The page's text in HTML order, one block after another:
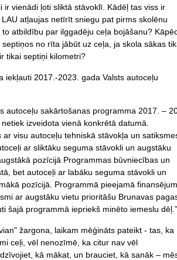
ir vienādi ļoti sliktā stāvoklī. Kādēļ tas viss ir
atļaujas netīrīt sniegu pat pirms skolēnu
atbildību par ilggadēju ceļa bojāšanu?
no rīta jābūt uz ceļa, ja skola sākas
tikai septiņi kilometri?
iekļauti 2017.-2023. gada Valsts autoceļu
autoceļu sakārtošanas programma 2017. –
izveidota vienā konkrētā datumā.
visu autoceļu tehniskā stāvokļa un
ar sliktāku seguma stāvokli un augstāku
pozīcijā Programmas būvniecības un
bet autoceļi ar labāku seguma stāvokli un
pozīcijā. Programmā pieejamā
ar augstāku vietu prioritāšu Brunavas
šajā programmā iepriekš minēto iemeslu dēļ.”
žargona, laikam mēģināts pateikt - tas, ka
ceļi, vēl nenozīmē, ka citur nav vēl
kā mākat, un brauciet, kā sanāk –